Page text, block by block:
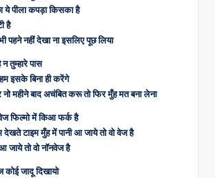
ये पीला कपड़ा किसका है
है
नहीं देखा ना इसलिए पूछ लिया
तुम्हारे पास
इसके बिना ही करेंगे
महीने बाद अचंबित करू तो फिर मुँह मत बना लेना
फिल्मो में किआ फर्क है
देखते टाइम मुँह में पानी आ जाये तो वो वेज है
तो वो नॉनवेज है
जादू दिखायो